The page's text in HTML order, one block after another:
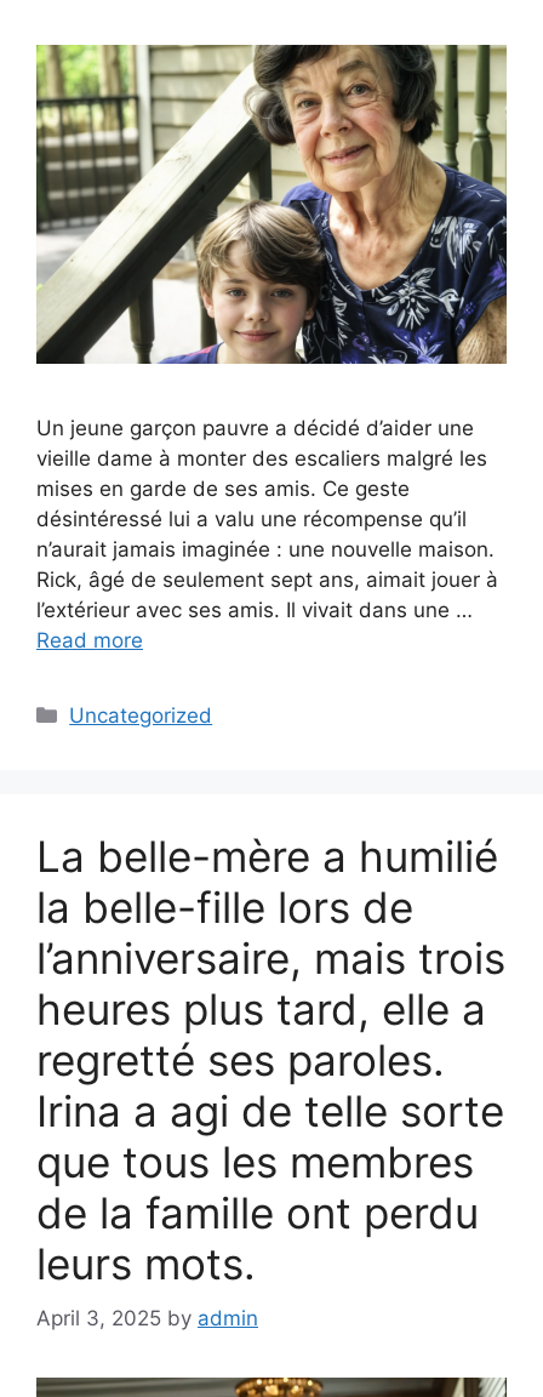
Un jeune garçon pauvre a décidé d’aider une
vieille dame à monter des escaliers malgré les
mises en garde de ses amis. Ce geste
désintéressé lui a valu une récompense qu’il
n’aurait jamais imaginée : une nouvelle maison.
Rick, âgé de seulement sept ans, aimait jouer à
l’extérieur avec ses amis. Il vivait dans une …
Read more
Categories
Uncategorized
La belle-mère a humilié
la belle-fille lors de
l’anniversaire, mais trois
heures plus tard, elle a
regretté ses paroles.
Irina a agi de telle sorte
que tous les membres
de la famille ont perdu
leurs mots.
April 3, 2025 by admin